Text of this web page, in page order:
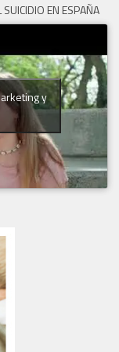
EN ESPAÑA
y